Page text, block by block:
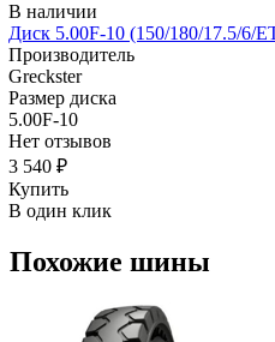
В наличии
Диск 5.00F-10 (150/180/17.5/6/
Производитель
Greckster
Размер диска
5.00F-10
Нет отзывов
3 540 ₽
Купить
В один клик
Похожие шины